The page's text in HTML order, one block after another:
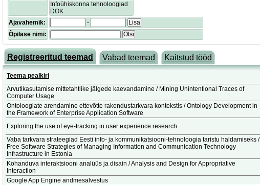
Infoühiskonna tehnoloogiad
DOK
Ajavahemik:
-
Lisa
Õpilase nimi:
Otsi
Registreeritud teemad Vabad teemad Kaitstud tööd
Teema pealkiri
Arvutikasutamise mittetahtlike jälgede kaevandamine / Mining Unintentional Traces of
Computer Usage
Ontoloogiate arendamine ettevõtte rakendustarkvara kontekstis / Ontology Development in
the Framework of Enterprise Application Software
Exploring the use of eye-tracking in user experience research
Vaba tarkvara strateegiad Eesti info- ja kommunikatsiooni-tehnoloogia taristu haldamiseks /
Free Software Strategies of Managing Information and Communication Technology
Infrastructure in Estonia
Kohanduva interaktsiooni analüüs ja disain / Analysis and Design for Appropriative
Interaction
Google App Engine andmesalvestus